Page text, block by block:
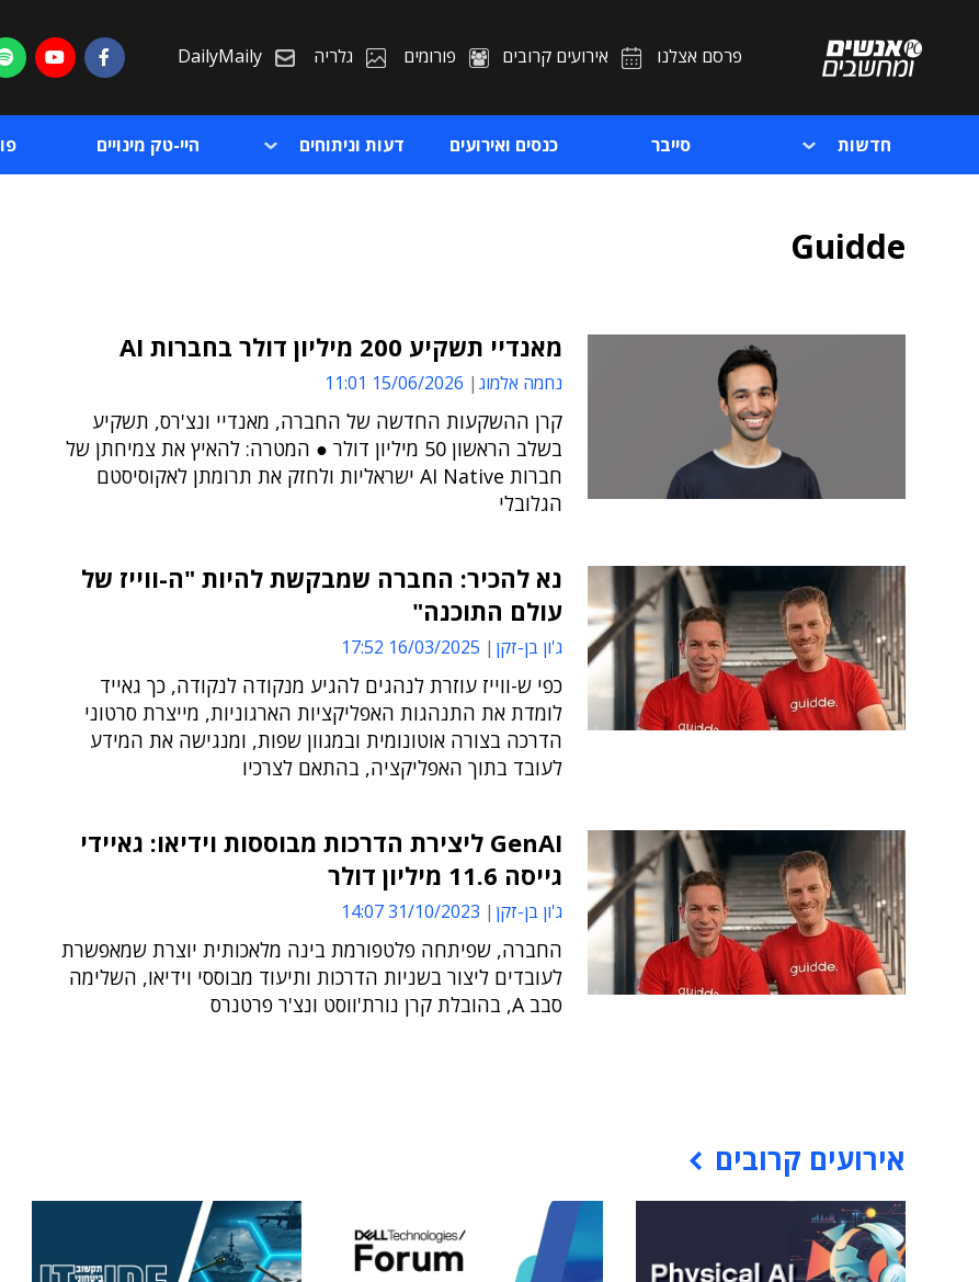
פרסם אצלנו אירועים קרובים פורומים גלריה DailyMaily
חדשות סייבר כנסים ואירועים דעות וניתוחים היי-טק מינויים
Guidde
מאנדיי תשקיע 200 מיליון דולר בחברות AI
נחמה אלמוג 15/06/2026 11:01
קרן ההשקעות החדשה של החברה, מאנדיי ונצ'רס, תשקיע
בשלב הראשון 50 מיליון דולר ● המטרה: להאיץ את צמיחתן של
חברות AI Native ישראליות ולחזק את תרומתן לאקוסיסטם
הגלובלי
נא להכיר: החברה שמבקשת להיות "ה-ווייז של
עולם התוכנה"
ג'ון בן-זקן 16/03/2025 17:52
כפי ש-ווייז עוזרת לנהגים להגיע מנקודה לנקודה, כך גאייד
לומדת את התנהגות האפליקציות הארגוניות, מייצרת סרטוני
הדרכה בצורה אוטונומית ובמגוון שפות, ומנגישה את המידע
לעובד בתוך האפליקציה, בהתאם לצרכיו
GenAI ליצירת הדרכות מבוססות וידיאו: גאיידי
גייסה 11.6 מיליון דולר
ג'ון בן-זקן 31/10/2023 14:07
החברה, שפיתחה פלטפורמת בינה מלאכותית יוצרת שמאפשרת
לעובדים ליצור בשניות הדרכות ותיעוד מבוססי וידיאו, השלימה
סבב A, בהובלת קרן נורת'ווסט ונצ'ר פרטנרס
אירועים קרובים